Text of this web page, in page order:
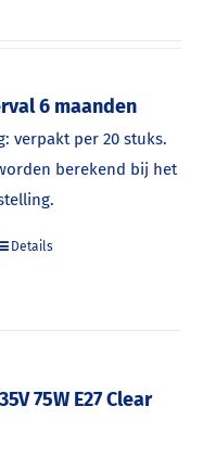
6 maanden
verpakt per 20 stuks.
berekend bij het
Details
75W E27 Clear